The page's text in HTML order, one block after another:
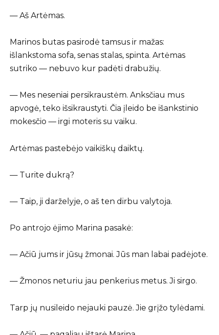
— Aš Artėmas.
Marinos butas pasirodė tamsus ir mažas:
išlankstoma sofa, senas stalas, spinta. Artėmas
sutriko — nebuvo kur padėti drabužių.
— Mes neseniai persikraustėm. Anksčiau mus
apvogė, teko išsikraustyti. Čia įleido be išankstinio
mokesčio — irgi moteris su vaiku.
Artėmas pastebėjo vaikiškų daiktų.
— Turite dukrą?
— Taip, ji darželyje, o aš ten dirbu valytoja.
Po antrojo ėjimo Marina pasakė:
— Ačiū jums ir jūsų žmonai. Jūs man labai padėjote.
— Žmonos neturiu jau penkerius metus. Ji sirgo.
Tarp jų nusileido nejauki pauzė. Jie grįžo tylėdami.